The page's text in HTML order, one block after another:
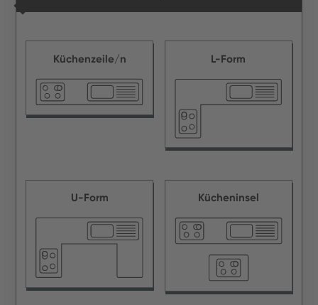
Küchenzeile/n L-Form
U-Form Kücheninsel